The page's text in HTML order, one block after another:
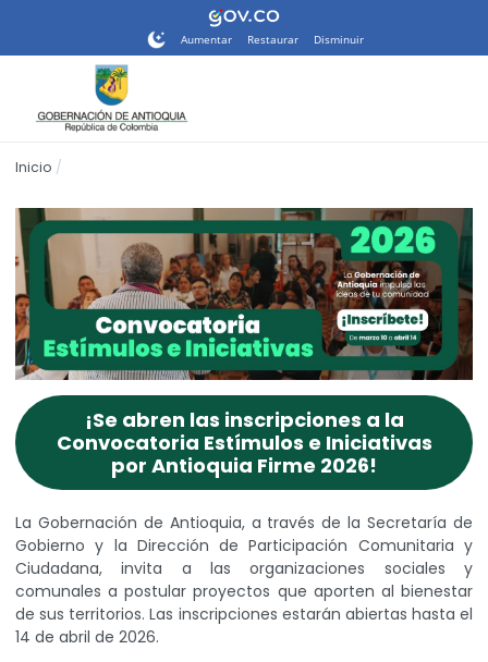
sitio
de
Aumentar Restaurar Disminuir
Inicio
¡Se abren las inscripciones a la
Convocatoria Estímulos e Iniciativas
por Antioquia Firme 2026!
La Gobernación de Antioquia, a través de la Secretaría de
Gobierno y la Dirección de Participación Comunitaria y
Ciudadana, invita a las organizaciones sociales y
comunales a postular proyectos que aporten al bienestar
de sus territorios. Las inscripciones estarán abiertas hasta el
14 de abril de 2026.